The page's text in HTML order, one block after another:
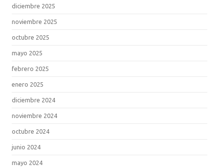
diciembre 2025
noviembre 2025
octubre 2025
mayo 2025
febrero 2025
enero 2025
diciembre 2024
noviembre 2024
octubre 2024
junio 2024
mayo 2024